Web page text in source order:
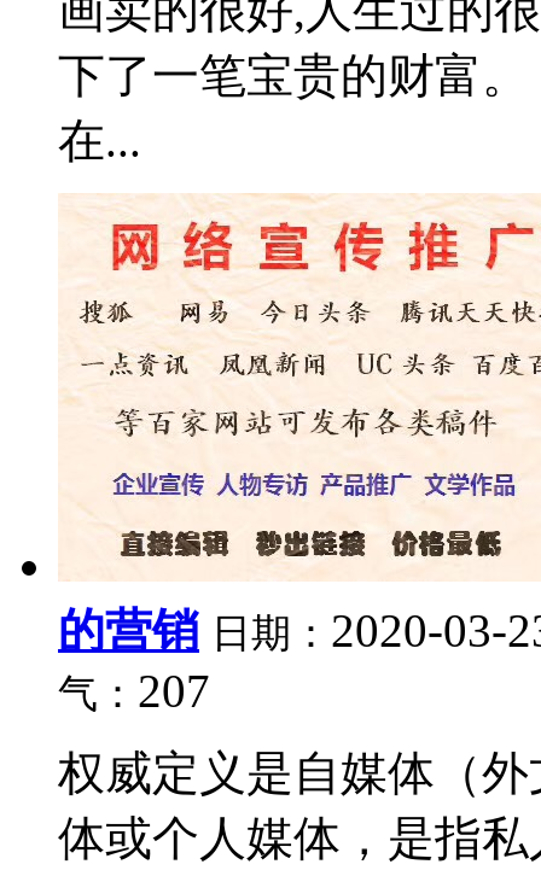
下了一笔宝贵的财富
在...
的营销 日期： 2020-03-
气： 207
权威定义是自媒体（
体或个人媒体，是指